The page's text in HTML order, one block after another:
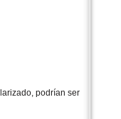
podrían ser